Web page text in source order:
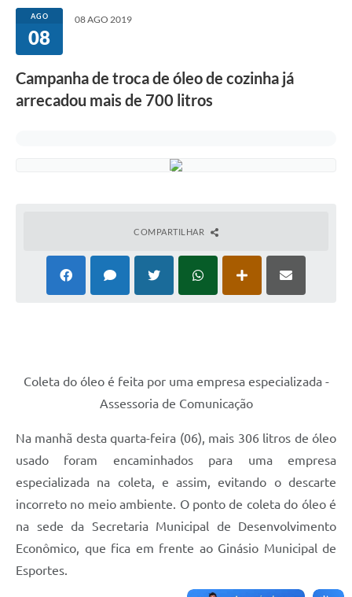
Transparência
Câmara Municipal
e-SIC
Portal da Privacidade
PNAB (Política Nacional Aldir Blanc)
Contato
AGO
08
08 AGO 2019
Campanha de troca de óleo de cozinha já
arrecadou mais de 700 litros
COMPARTILHAR
Coleta do óleo é feita por uma empresa especializada -
Assessoria de Comunicação
Na manhã desta quarta-feira (06), mais 306 litros de óleo
usado foram encaminhados para uma empresa
especializada na coleta, e assim, evitando o descarte
incorreto no meio ambiente. O ponto de coleta do óleo é
na sede da Secretaria Municipal de Desenvolvimento
Econômico, que fica em frente ao Ginásio Municipal de
Esportes.